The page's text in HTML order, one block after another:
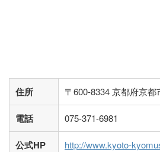
住所 〒600-8334 京都府京
電話 075-371-6981
公式HP http://www.kyoto-